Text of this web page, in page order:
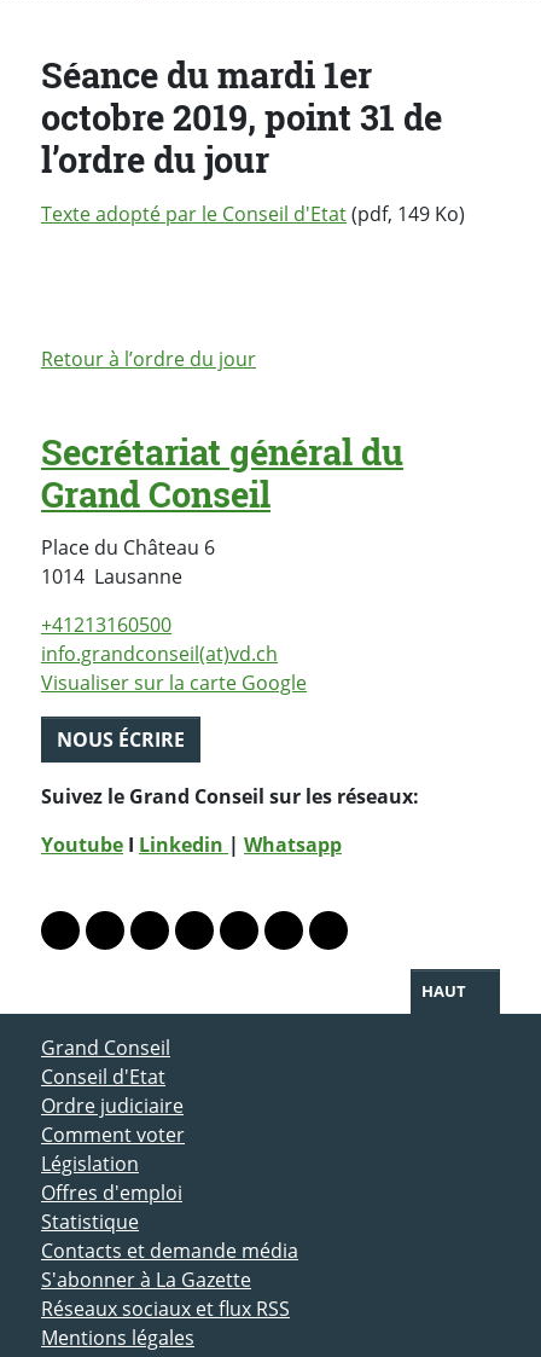
Séance du mardi 1er
octobre 2019, point 31 de
l’ordre du jour
Texte adopté par le Conseil d'Etat(pdf, 149 Ko)
Retour à l’ordre du jour
Secrétariat général du
Grand Conseil
Place du Château 6
1014 LausanneSuisse
+41213160500
info.grandconseil(at)vd.ch
Visualiser sur la carte Google
NOUS ÉCRIRE
Suivez le Grand Conseil sur les réseaux:
Youtube I Linkedin | Whatsapp
Lien vers le profil Mastodon
Lien vers le profil Bluesky
Lien vers le profil Instagram
Lien vers le profil Linkedin
Lien vers le profil Facebook
Lien vers le profil Twitter
Partager par WhatsApp
HAUT
ACCÈS DIRECT
Grand Conseil
Conseil d'Etat
Ordre judiciaire
Comment voter
Législation
Offres d'emploi
Statistique
Contacts et demande média
S'abonner à La Gazette
Réseaux sociaux et flux RSS
Mentions légales